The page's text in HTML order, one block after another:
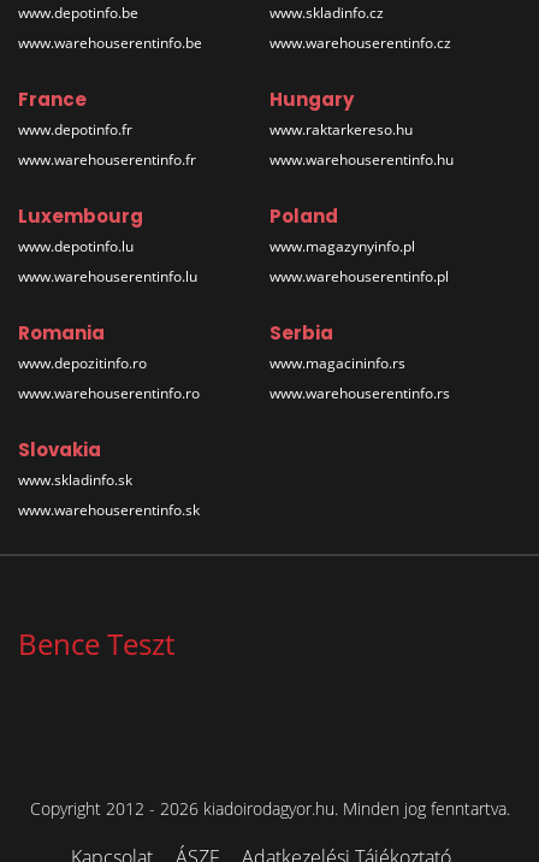
www.depotinfo.be
www.warehouserentinfo.be
www.skladinfo.cz
www.warehouserentinfo.cz
France
www.depotinfo.fr
www.warehouserentinfo.fr
Hungary
www.raktarkereso.hu
www.warehouserentinfo.hu
Luxembourg
www.depotinfo.lu
www.warehouserentinfo.lu
Poland
www.magazynyinfo.pl
www.warehouserentinfo.pl
Romania
www.depozitinfo.ro
www.warehouserentinfo.ro
Serbia
www.magacininfo.rs
www.warehouserentinfo.rs
Slovakia
www.skladinfo.sk
www.warehouserentinfo.sk
Bence Teszt
Copyright 2012 - 2026 kiadoirodagyor.hu. Minden jog fenntartva.